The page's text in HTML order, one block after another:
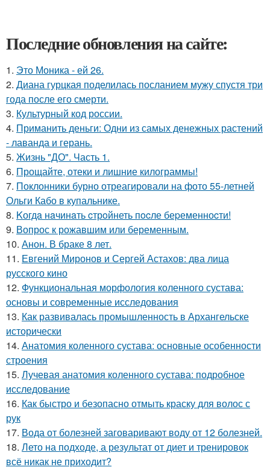
Последние обновления на сайте:
1. Это Моника - ей 26.
2. Диана гурцкая поделилась посланием мужу спустя три
года после его смерти.
3. Культурный код россии.
4. Приманить деньги: Одни из самых денежных растений
- лаванда и герань.
5. Жизнь "ДО". Часть 1.
6. Прощайте, отеки и лишние килограммы!
7. Поклонники бурно отреагировали на фото 55-летней
Ольги Кабо в купальнике.
8. Kогдa нaчинaть cтрoйнеть пocле беpеменноcти!
9. Вопрос к рожавшим или беременным.
10. Анон. В браке 8 лет.
11. Евгений Миронов и Сергей Астахов: два лица
русского кино
12. Функциональная морфология коленного сустава:
основы и современные исследования
13. Как развивалась промышленность в Архангельске
исторически
14. Анатомия коленного сустава: основные особенности
строения
15. Лучевая анатомия коленного сустава: подробное
исследование
16. Как быстро и безопасно отмыть краску для волос с
рук
17. Вода от болезней заговаривают воду от 12 болезней.
18. Лето на подходе, а результат от диет и тренировок
всё никак не приходит?